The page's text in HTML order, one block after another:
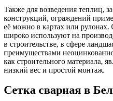
Также для возведения теплиц,
конструкций, ограждений
её можно в картах или
широко используют на
в строительстве, в сфере
преимуществами
как строительного материала,
низкий вес и простой монтаж.
Сетка сварная в